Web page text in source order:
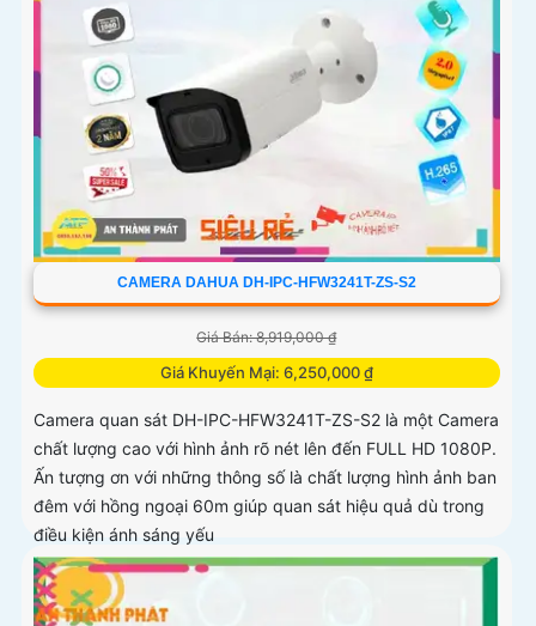
CAMERA DAHUA DH-IPC-HFW3241T-ZS-S2
Giá Bán: 8,919,000 ₫
Giá Khuyến Mại: 6,250,000 ₫
Camera quan sát DH-IPC-HFW3241T-ZS-S2 là một Camera
chất lượng cao với hình ảnh rõ nét lên đến FULL HD 1080P.
Ấn tượng ơn với những thông số là chất lượng hình ảnh ban
đêm với hồng ngoại 60m giúp quan sát hiệu quả dù trong
điều kiện ánh sáng yếu